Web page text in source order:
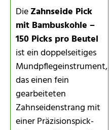
DieZahnseide Pick
mit Bambuskohle –
150 Picks pro Beutel
ist ein doppelseitiges
Mundpflegeinstrument,
das einen fein
gearbeiteten
Zahnseidenstrang mit
einer Präzisionspick-